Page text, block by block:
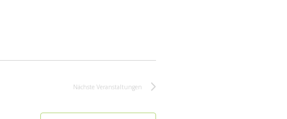
Nächste Veranstaltungen